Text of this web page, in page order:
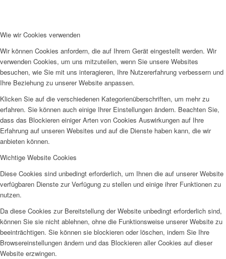
Unser Konzept
BuT Beratung
Emmerich Räuberhöhle
Wie wir Cookies verwenden
Wir können Cookies anfordern, die auf Ihrem Gerät eingestellt werden. Wir
verwenden Cookies, um uns mitzuteilen, wenn Sie unsere Websites
besuchen, wie Sie mit uns interagieren, Ihre Nutzererfahrung verbessern und
Ihre Beziehung zu unserer Website anpassen.
Klicken Sie auf die verschiedenen Kategorienüberschriften, um mehr zu
erfahren. Sie können auch einige Ihrer Einstellungen ändern. Beachten Sie,
dass das Blockieren einiger Arten von Cookies Auswirkungen auf Ihre
Erfahrung auf unseren Websites und auf die Dienste haben kann, die wir
anbieten können.
Wichtige Website Cookies
Diese Cookies sind unbedingt erforderlich, um Ihnen die auf unserer Website
verfügbaren Dienste zur Verfügung zu stellen und einige ihrer Funktionen zu
nutzen.
Da diese Cookies zur Bereitstellung der Website unbedingt erforderlich sind,
können Sie sie nicht ablehnen, ohne die Funktionsweise unserer Website zu
beeinträchtigen. Sie können sie blockieren oder löschen, indem Sie Ihre
Browsereinstellungen ändern und das Blockieren aller Cookies auf dieser
Website erzwingen.